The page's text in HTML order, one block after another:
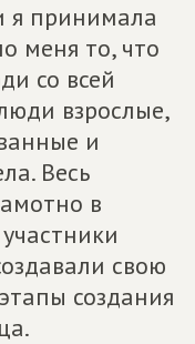
я принимала
меня то, что
со всей
взрослые,
и
Весь
в
свою
создания